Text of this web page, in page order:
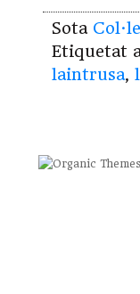
Sota
Etiquetat
laintrusa,